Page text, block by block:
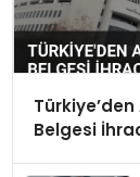
Türkiye’den
Belgesi